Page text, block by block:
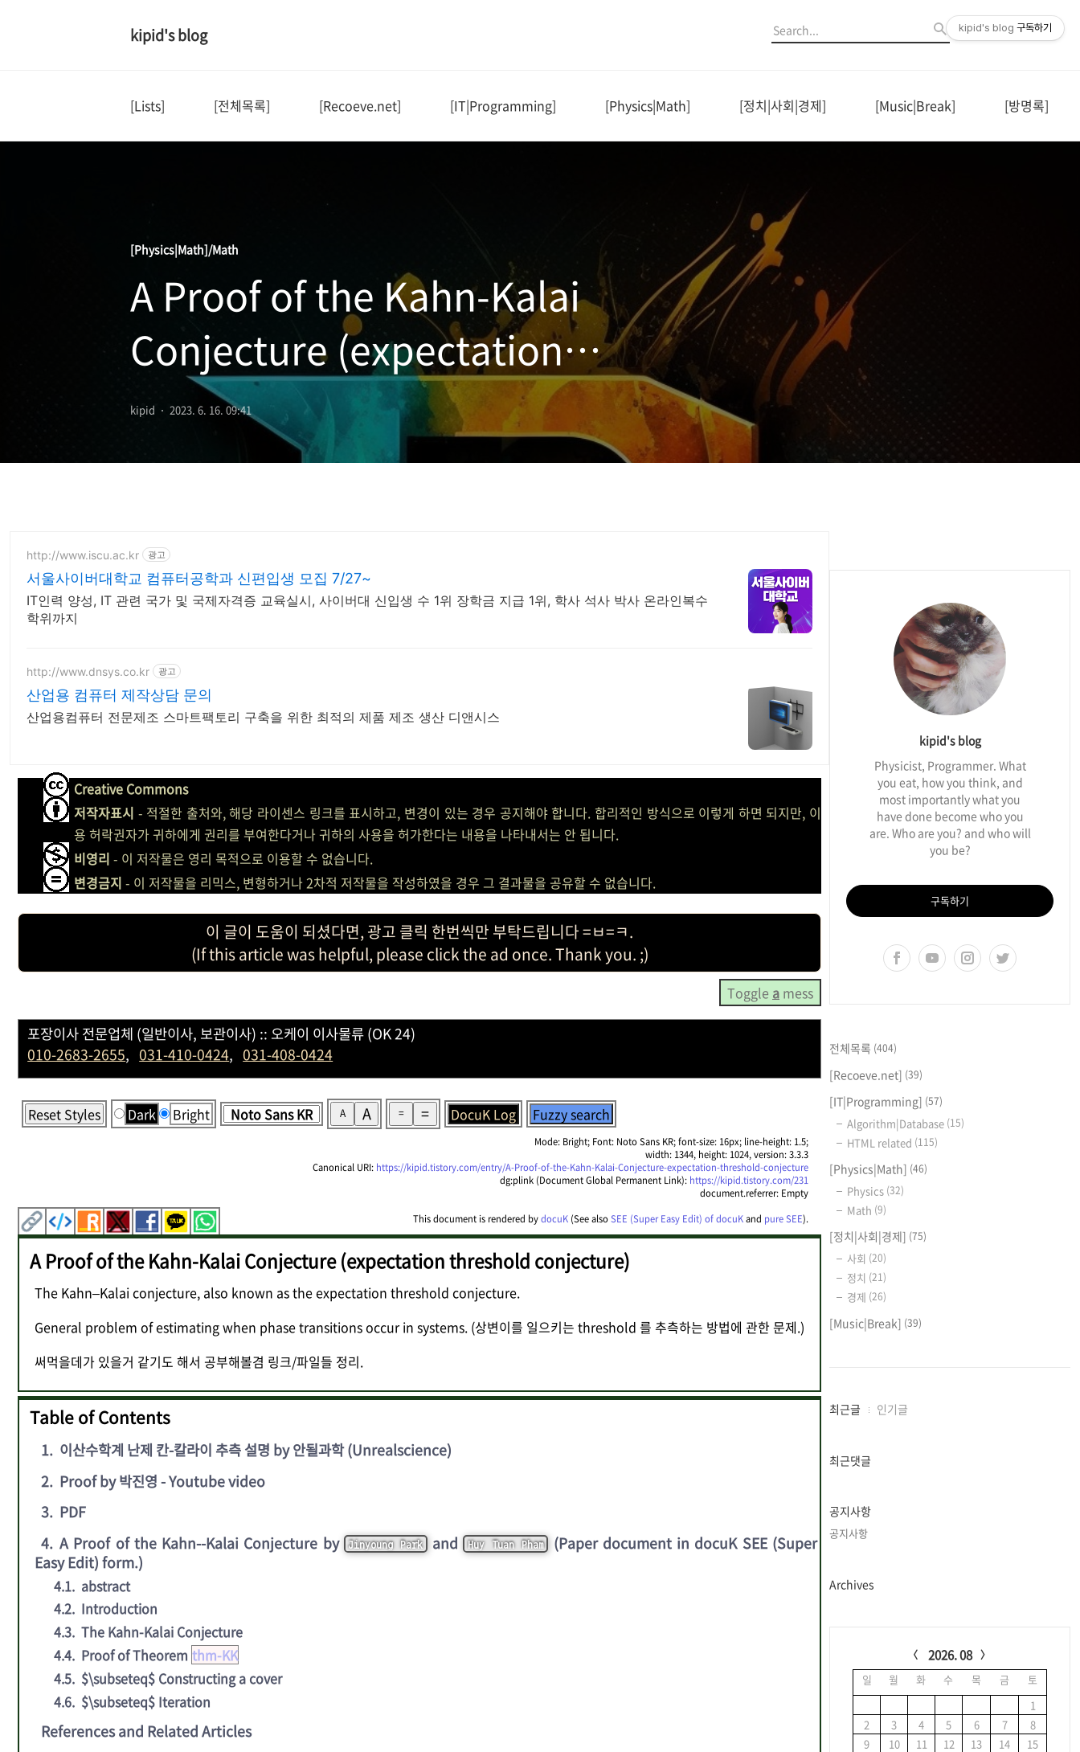
kipid's blog
[Lists] [전체목록] [Recoeve.net] [IT|Programming] [Physics|Math] [정치|사회|경제] [Music|Break] [방명록]
[Physics|Math]/Math
A Proof of the Kahn-Kalai
Conjecture (expectation
threshold conjecture)
kipid 2023. 6. 16. 09:41
http://www.iscu.ac.kr 광고
서울사이버대학교 컴퓨터공학과 신편입생 모집 7/27~
IT인력 양성, IT 관련 국가 및 국제자격증 교육실시, 사이버대 신입생 수 1위 장학금 지급 1위, 학사 석사 박사 온라인복수
학위까지
http://www.dnsys.co.kr 광고
산업용 컴퓨터 제작상담 문의
산업용컴퓨터 전문제조 스마트팩토리 구축을 위한 최적의 제품 제조 생산 디앤시스
Creative Commons
저작자표시 - 적절한 출처와, 해당 라이센스 링크를 표시하고, 변경이 있는 경우 공지해야 합니다. 합리적인 방식으로 이렇게 하면 되지만, 이
용 허락권자가 귀하에게 권리를 부여한다거나 귀하의 사용을 허가한다는 내용을 나타내서는 안 됩니다.
비영리 - 이 저작물은 영리 목적으로 이용할 수 없습니다.
변경금지 - 이 저작물을 리믹스, 변형하거나 2차적 저작물을 작성하였을 경우 그 결과물을 공유할 수 없습니다.
이 글이 도움이 되셨다면, 광고 클릭 한번씩만 부탁드립니다 =ㅂ=ㅋ.
(If this article was helpful, please click the ad once. Thank you. ;)
Toggle a mess
포장이사 전문업체 (일반이사, 보관이사) :: 오케이 이사물류 (OK 24)
010-2683-2655, 031-410-0424, 031-408-0424
Reset Styles Dark Bright A A = = DocuK Log Fuzzy search
Mode: Bright; Font: Noto Sans KR; font-size: 16px; line-height: 1.5;
width: 1344, height: 1024, version: 3.3.3
Canonical URI: https://kipid.tistory.com/entry/A-Proof-of-the-Kahn-Kalai-Conjecture-expectation-threshold-conjecture
dg:plink (Document Global Permanent Link): https://kipid.tistory.com/231
document.referrer: Empty
This document is rendered bydocuK (See alsoSEE (Super Easy Edit) of docuKand pure SEE).
A Proof of the Kahn-Kalai Conjecture (expectation threshold conjecture)
The Kahn–Kalai conjecture, also known as the expectation threshold conjecture.
General problem of estimating when phase transitions occur in systems. (상변이를 일으키는 threshold 를 추측하는 방법에 관한 문제.)
써먹을데가 있을거 같기도 해서 공부해볼겸 링크/파일들 정리.
Table of Contents
1. 이산수학계 난제 칸-칼라이 추측 설명 by 안될과학 (Unrealscience)
2. Proof by 박진영 - Youtube video
3. PDF
4. A Proof of the Kahn--Kalai Conjecture by Jinyoung Park and Huy Tuan Pham (Paper document in docuK SEE (Super
Easy Edit) form.)
4.1. abstract
4.2. Introduction
4.3. The Kahn-Kalai Conjecture
4.4. Proof of Theorem thm-KK
4.5. $\subseteq$ Constructing a cover
4.6. $\subseteq$ Iteration
References and Related Articles
kipid's blog
Physicist, Programmer. What
you eat, how you think, and
most importantly what you
have done become who you
are. Who are you? and who will
you be?
구독하기
전체목록 (404)
[Recoeve.net] (39)
[IT|Programming] (57)
Algorithm|Database (15)
HTML related (115)
[Physics|Math] (46)
Physics (32)
Math (9)
[정치|사회|경제] (75)
사회 (20)
정치 (21)
경제 (26)
[Music|Break] (39)
최
과
글
최근글 인기글
최근댓글
공지사항
공지사항
Archives
2026. 08
일 월 화 수 목 금
토
1
2
3 4 5 6 7
8
9
10 11 12 13 14
15
kipid's blog 구독하기